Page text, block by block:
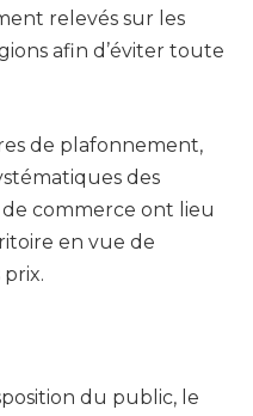
relevés sur les
afin d’éviter toute
de plafonnement,
des
commerce ont lieu
en vue de
prix.
du public, le